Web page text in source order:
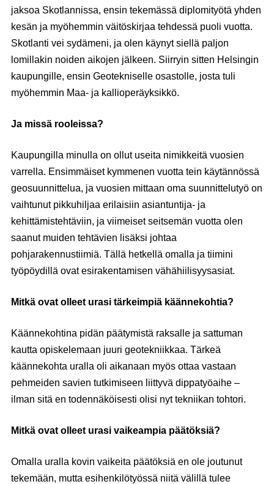
jaksoa Skotlannissa, ensin tekemässä diplomityötä yhden
kesän ja myöhemmin väitöskirjaa tehdessä puoli vuotta.
Skotlanti vei sydämeni, ja olen käynyt siellä paljon
lomillakin noiden aikojen jälkeen. Siirryin sitten Helsingin
kaupungille, ensin Geotekniselle osastolle, josta tuli
myöhemmin Maa- ja kallioperäyksikkö.
Ja missä rooleissa?
Kaupungilla minulla on ollut useita nimikkeitä vuosien
varrella. Ensimmäiset kymmenen vuotta tein käytännössä
geosuunnittelua, ja vuosien mittaan oma suunnittelutyö on
vaihtunut pikkuhiljaa erilaisiin asiantuntija- ja
kehittämistehtäviin, ja viimeiset seitsemän vuotta olen
saanut muiden tehtävien lisäksi johtaa
pohjarakennustiimiä. Tällä hetkellä omalla ja tiimini
työpöydillä ovat esirakentamisen vähähiilisyysasiat.
Mitkä ovat olleet urasi tärkeimpiä käännekohtia?
Käännekohtina pidän päätymistä raksalle ja sattuman
kautta opiskelemaan juuri geotekniikkaa. Tärkeä
käännekohta uralla oli aikanaan myös ottaa vastaan
pehmeiden savien tutkimiseen liittyvä dippatyöaihe –
ilman sitä en todennäköisesti olisi nyt tekniikan tohtori.
Mitkä ovat olleet urasi vaikeampia päätöksiä?
Omalla uralla kovin vaikeita päätöksiä en ole joutunut
tekemään, mutta esihenkilötyössä niitä välillä tulee